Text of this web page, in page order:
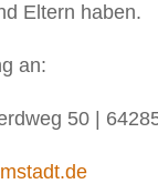
Eltern haben.
an:
50 |